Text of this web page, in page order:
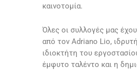
καινοτομία.
Όλες οι συλλογές μας
από τον Adriano Lio,
ιδιοκτήτη του
έμφυτο ταλέντο και η